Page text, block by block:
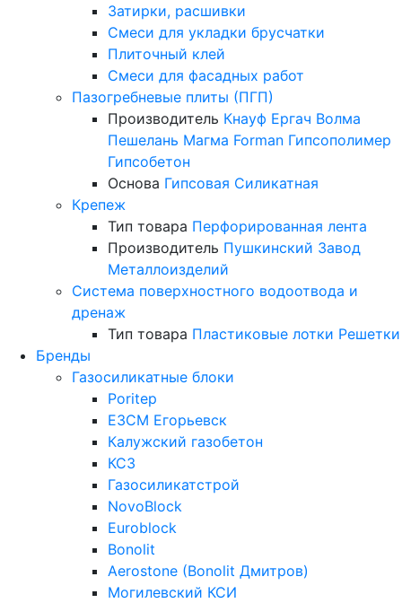
Затирки, расшивки
Смеси для укладки брусчатки
Плиточный клей
Смеси для фасадных работ
Пазогребневые плиты (ПГП)
Производитель Кнауф Ергач Волма
Пешелань Магма Forman Гипсополимер
Гипсобетон
Основа Гипсовая Силикатная
Крепеж
Тип товара Перфорированная лента
Производитель Пушкинский Завод
Металлоизделий
Система поверхностного водоотвода и
дренаж
Тип товара Пластиковые лотки Решетки
Бренды
Газосиликатные блоки
Poritep
ЕЗСМ Егорьевск
Калужский газобетон
КСЗ
Газосиликатстрой
NovoBlock
Euroblock
Bonolit
Aerostone (Bonolit Дмитров)
Могилевский КСИ